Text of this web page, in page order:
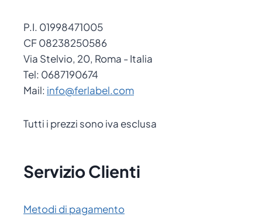
P.I. 01998471005
CF 08238250586
Via Stelvio, 20, Roma - Italia
Tel: 0687190674
Mail: info@ferlabel.com
Tutti i prezzi sono iva esclusa
Servizio Clienti
Metodi di pagamento